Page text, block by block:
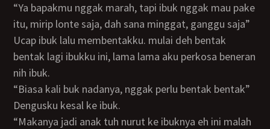
“Ya bapakmu nggak marah, tapi ibuk nggak mau pake
itu, mirip lonte saja, dah sana minggat, ganggu saja”
Ucap ibuk lalu membentakku. mulai deh bentak
bentak lagi ibukku ini, lama lama aku perkosa beneran
nih ibuk.
“Biasa kali buk nadanya, nggak perlu bentak bentak”
Dengusku kesal ke ibuk.
“Makanya jadi anak tuh nurut ke ibuknya eh ini malah